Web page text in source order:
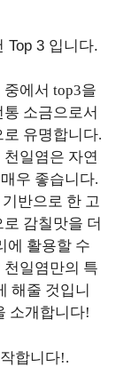
Top 3 입니다.
에서 top3을
소금으로서
유명합니다.
일염은 자연
우 좋습니다.
반으로 한 고
감칠맛을 더
에 활용할 수
일염만의 특
해줄 것입니
소개합니다!
합니다!.